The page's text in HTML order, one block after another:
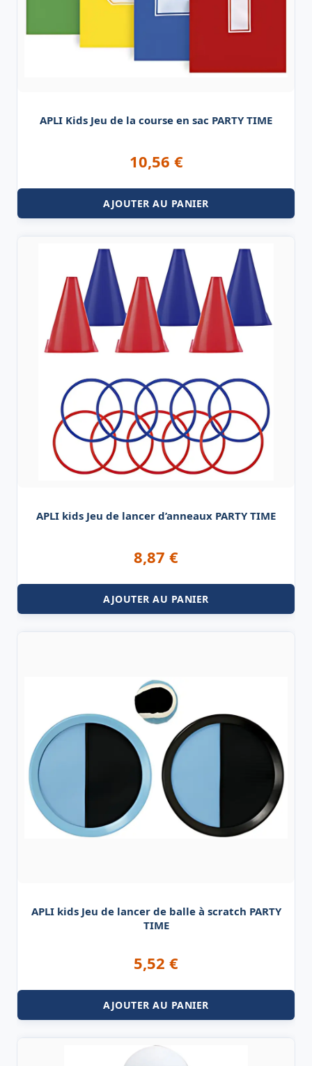
APLI Kids Jeu de la course en sac PARTY TIME
10,56 €
AJOUTER AU PANIER
APLI kids Jeu de lancer d’anneaux PARTY TIME
8,87 €
AJOUTER AU PANIER
APLI kids Jeu de lancer de balle à scratch PARTY
TIME
5,52 €
AJOUTER AU PANIER